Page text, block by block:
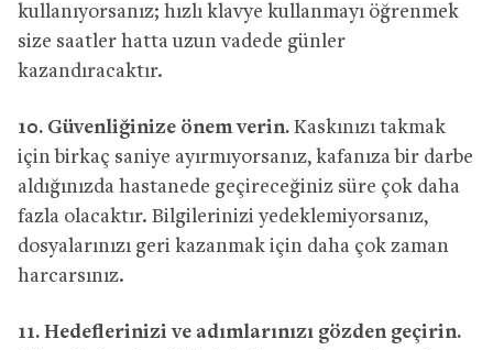
kullanıyorsanız; hızlı klavye kullanmayı öğrenmek
size saatler hatta uzun vadede günler
kazandıracaktır.
10. Güvenliğinize önem verin. Kaskınızı takmak
için birkaç saniye ayırmıyorsanız, kafanıza bir darbe
aldığınızda hastanede geçireceğiniz süre çok daha
fazla olacaktır. Bilgilerinizi yedeklemiyorsanız,
dosyalarınızı geri kazanmak için daha çok zaman
harcarsınız.
11. Hedeflerinizi ve adımlarınızı gözden geçirin.